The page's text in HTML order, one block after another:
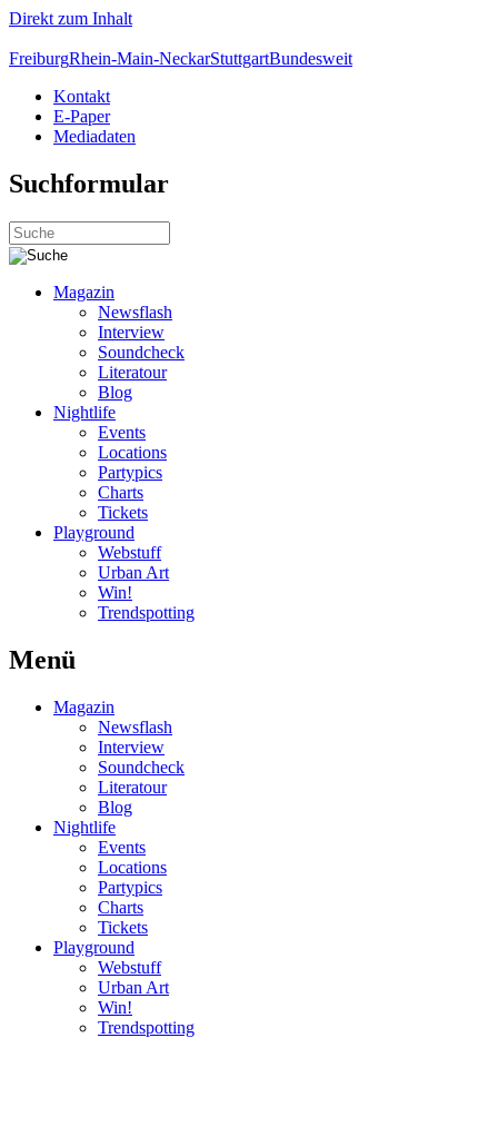
Direkt zum Inhalt
FreiburgRhein-Main-NeckarStuttgartBundesweit
Kontakt
E-Paper
Mediadaten
Suchformular
Magazin
Newsflash
Interview
Soundcheck
Literatour
Blog
Nightlife
Events
Locations
Partypics
Charts
Tickets
Playground
Webstuff
Urban Art
Win!
Trendspotting
Menü
Magazin
Newsflash
Interview
Soundcheck
Literatour
Blog
Nightlife
Events
Locations
Partypics
Charts
Tickets
Playground
Webstuff
Urban Art
Win!
Trendspotting